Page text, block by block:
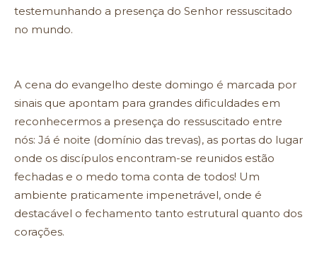
testemunhando a presença do Senhor ressuscitado
no mundo.
A cena do evangelho deste domingo é marcada por
sinais que apontam para grandes dificuldades em
reconhecermos a presença do ressuscitado entre
nós: Já é noite (domínio das trevas), as portas do lugar
onde os discípulos encontram-se reunidos estão
fechadas e o medo toma conta de todos! Um
ambiente praticamente impenetrável, onde é
destacável o fechamento tanto estrutural quanto dos
corações.